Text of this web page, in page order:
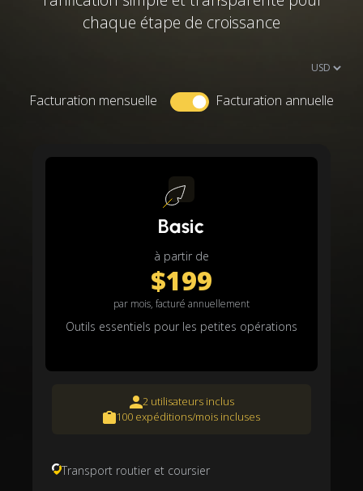
chaque étape de croissance
Facturation mensuelle Facturation annuelle
Basic
à partir de
$199
par mois, facturé annuellement
Outils essentiels pour les petites opérations
2 utilisateurs inclus
100 expéditions/mois incluses
Transport routier et coursier